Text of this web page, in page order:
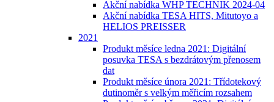
Akční nabídka WHP TECHNIK 2024-04
Akční nabídka TESA HITS, Mitutoyo a
HELIOS PREISSER
2021
Produkt měsíce ledna 2021: Digitální
posuvka TESA s bezdrátovým přenosem
dat
Produkt měsíce února 2021: Třídotekový
dutinoměr s velkým měřicím rozsahem